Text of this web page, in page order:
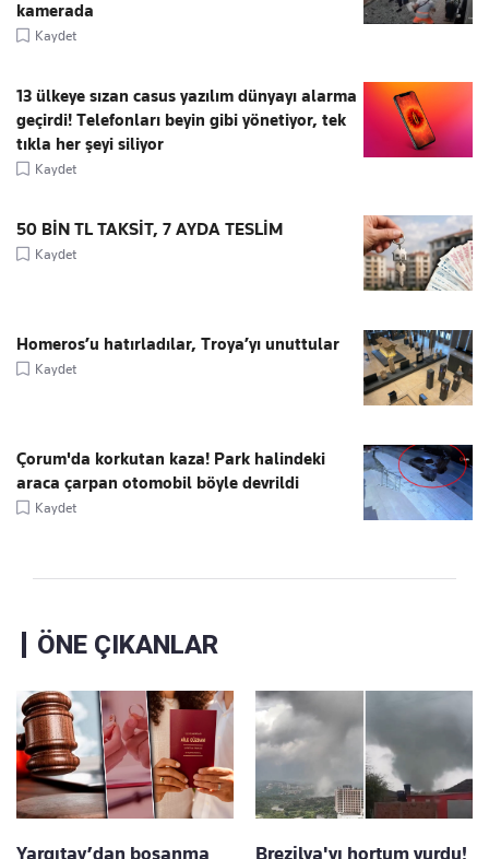
kamerada
Kaydet
13 ülkeye sızan casus yazılım dünyayı alarma
geçirdi! Telefonları beyin gibi yönetiyor, tek
tıkla her şeyi siliyor
Kaydet
50 BİN TL TAKSİT, 7 AYDA TESLİM
Kaydet
Homeros’u hatırladılar, Troya’yı unuttular
Kaydet
Çorum'da korkutan kaza! Park halindeki
araca çarpan otomobil böyle devrildi
Kaydet
ÖNE ÇIKANLAR
Yargıtay’dan boşanma
Brezilya'yı hortum vurdu!